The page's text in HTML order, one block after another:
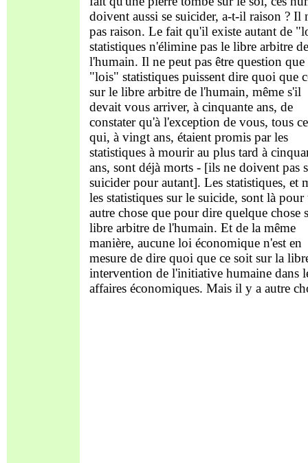
doivent aussi se suicider, a-t-il raison ? Il
pas raison. Le fait qu'il existe autant de
statistiques n'élimine pas le libre arbitre de
l'humain. Il ne peut pas être question que
"lois" statistiques puissent dire quoi que
sur le libre arbitre de l'humain, même s'il
devait vous arriver, à cinquante ans, de
constater qu'à l'exception de vous, tous
qui, à vingt ans, étaient promis par les
statistiques à mourir au plus tard à
ans, sont déjà morts - [ils ne doivent pas
suicider pour autant]. Les statistiques, et
les statistiques sur le suicide, sont là pour
autre chose que pour dire quelque chose
libre arbitre de l'humain. Et de la même
manière, aucune loi économique n'est en
mesure de dire quoi que ce soit sur la
intervention de l'initiative humaine dans
affaires économiques. Mais il y a autre